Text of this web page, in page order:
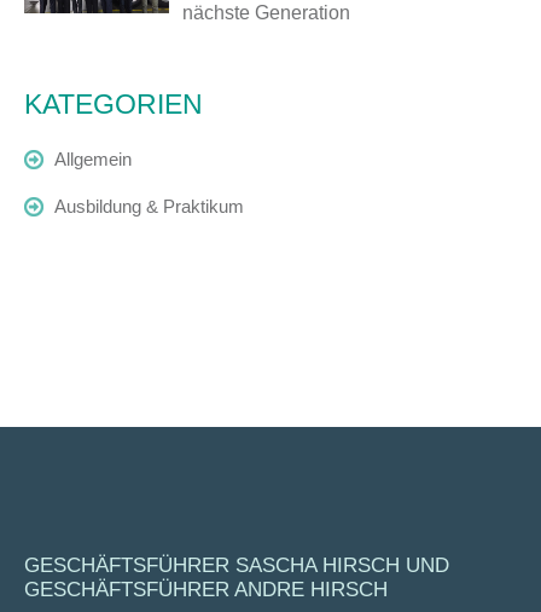
nächste Generation
KATEGORIEN
Allgemein
Ausbildung & Praktikum
GESCHÄFTSFÜHRER SASCHA HIRSCH UND
GESCHÄFTSFÜHRER ANDRE HIRSCH